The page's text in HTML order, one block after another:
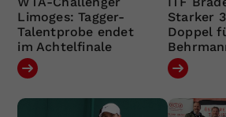
Limoges: Tagger-
Talentprobe endet
im Achtelfinale
Starker
Doppel